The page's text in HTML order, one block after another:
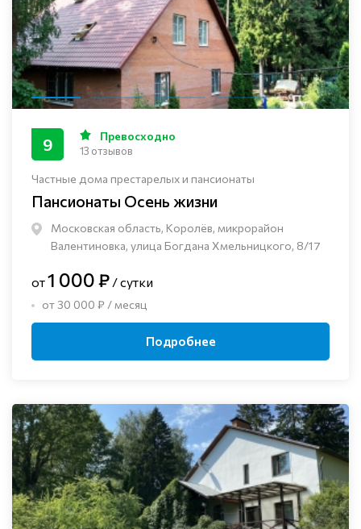
Частные дома престарелых и пансионаты
Пансионаты Осень жизни
Московская область, Королёв, микрорайон
Валентиновка, улица Богдана Хмельницкого, 8/17
9 Превосходно
13 отзывов
от1 000 ₽ / сутки
от 30 000 ₽ / месяц
Подробнее